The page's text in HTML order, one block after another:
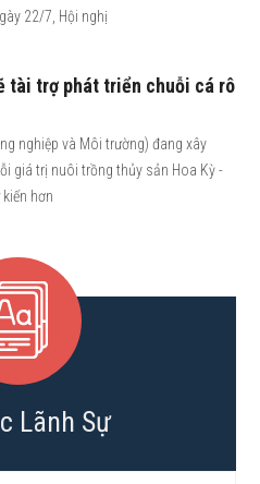
22/7, Hội nghị
tài trợ phát triển chuỗi cá rô
nghiệp và Môi trường) đang xây
giá trị nuôi trồng thủy sản Hoa Kỳ -
hơn
Lãnh Sự